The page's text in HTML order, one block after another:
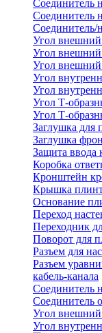
Соединитель
Соединитель
Соединитель/
Угол внешний
Угол внешний
Угол внешний
Угол
Угол
Угол Т-
Угол Т-
Заглушка для
Заглушка
Защита ввода
Коробка
Кронштейн
Крышка
Основание
Переход
Переходник
Поворот для
Разъем для
Разъем
кабель-канала
Соединитель
Соединитель
Угол внешний
Угол